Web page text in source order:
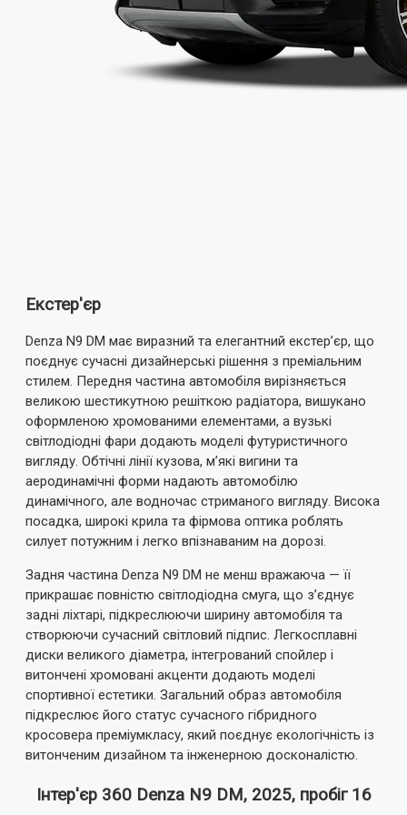
Екстер'єр
Denza N9 DM має виразний та елегантний екстер’єр, що
поєднує сучасні дизайнерські рішення з преміальним
стилем. Передня частина автомобіля вирізняється
великою шестикутною решіткою радіатора, вишукано
оформленою хромованими елементами, а вузькі
світлодіодні фари додають моделі футуристичного
вигляду. Обтічні лінії кузова, м’які вигини та
аеродинамічні форми надають автомобілю
динамічного, але водночас стриманого вигляду. Висока
посадка, широкі крила та фірмова оптика роблять
силует потужним і легко впізнаваним на дорозі.
Задня частина Denza N9 DM не менш вражаюча — її
прикрашає повністю світлодіодна смуга, що з’єднує
задні ліхтарі, підкреслюючи ширину автомобіля та
створюючи сучасний світловий підпис. Легкосплавні
диски великого діаметра, інтегрований спойлер і
витончені хромовані акценти додають моделі
спортивної естетики. Загальний образ автомобіля
підкреслює його статус сучасного гібридного
кросовера преміумкласу, який поєднує екологічність із
витонченим дизайном та інженерною досконалістю.
Інтер'єр 360 Denza N9 DM, 2025, пробіг 16